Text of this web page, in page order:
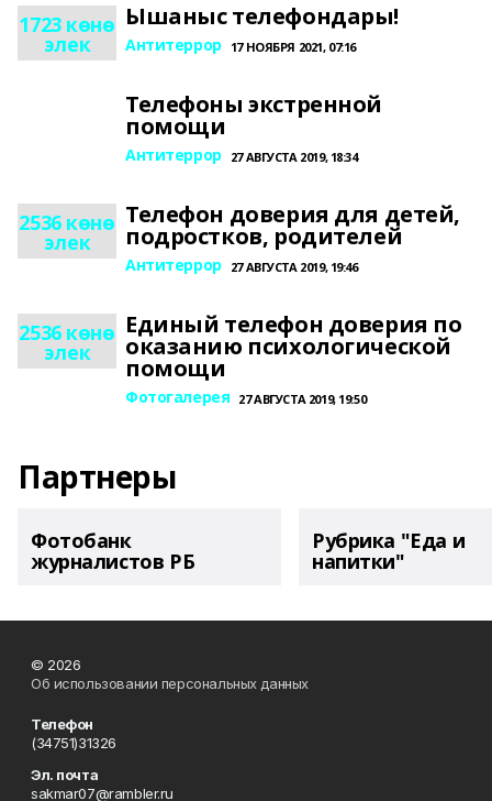
1723 көнө
элек
Ышаныс телефондары!
Антитеррор 17 НОЯБРЯ 2021, 07:16
Телефоны экстренной
помощи
Антитеррор 27 АВГУСТА 2019, 18:34
2536 көнө
элек
Телефон доверия для детей,
подростков, родителей
Антитеррор 27 АВГУСТА 2019, 19:46
2536 көнө
элек
Единый телефон доверия по
оказанию психологической
помощи
Фотогалерея 27 АВГУСТА 2019, 19:50
Партнеры
Фотобанк
журналистов РБ
Рубрика "Еда и
напитки"
© 2026
Об использовании персональных данных
Телефон
(34751)31326
Эл. почта
sakmar07@rambler.ru